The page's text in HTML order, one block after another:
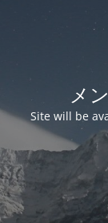
メ
Site will be